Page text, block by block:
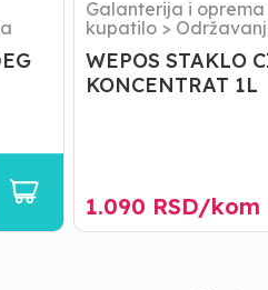
Galanterija i oprema
kupatilo >
WEPOS STAKLO
KONCENTRAT 1L
1.090 RSD/kom